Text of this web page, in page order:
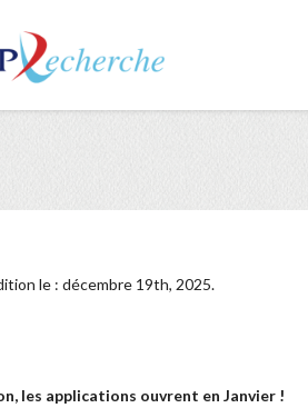
le : décembre 19th, 2025.
les applications ouvrent en Janvier !